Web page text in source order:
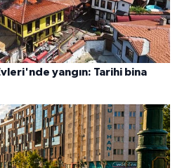
yangın: Tarihi bina